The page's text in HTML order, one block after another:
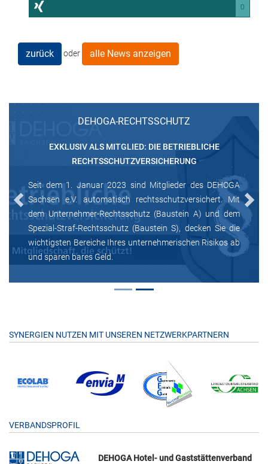
0
zurück oder alle News anzeigen
DEHOGA-RECHTSSCHUTZ
EXKLUSIV ALS MITGLIED: DIE BETRIEBLICHE
RECHTSSCHUTZVERSICHERUNG
Seit dem 1. Januar 2023 sind Mitglieder des DEHOGA
Sachsen e.V. automatisch rechtsschutzversichert. Mit
dem Unternehmer-Rechtsschutz (Baustein A) und dem
Spezial-Straf-Rechtsschutz (Baustein S), decken Sie die
wichtigsten Bereiche Ihres unternehmerischen Risikos ab
und sparen bares Geld.
Previous Next
SYNERGIEN NUTZEN MIT UNSEREN NETZWERKPARTNERN
VERBANDSPROFIL
DEHOGA Hotel- und Gaststättenverband